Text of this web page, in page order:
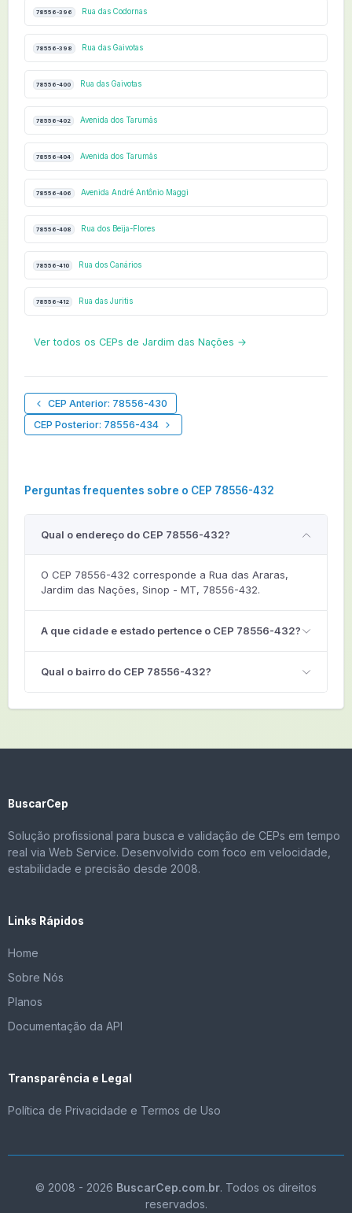
78556-396 Rua das Codornas
78556-398 Rua das Gaivotas
78556-400 Rua das Gaivotas
78556-402 Avenida dos Tarumãs
78556-404 Avenida dos Tarumãs
78556-406 Avenida André Antônio Maggi
78556-408 Rua dos Beija-Flores
78556-410 Rua dos Canários
78556-412 Rua das Juritis
Ver todos os CEPs de Jardim das Nações →
CEP Anterior: 78556-430
CEP Posterior: 78556-434
Perguntas frequentes sobre o CEP 78556-432
Qual o endereço do CEP 78556-432?
O CEP 78556-432 corresponde a Rua das Araras,
Jardim das Nações, Sinop - MT, 78556-432.
A que cidade e estado pertence o CEP 78556-432?
Qual o bairro do CEP 78556-432?
BuscarCep
Solução profissional para busca e validação de CEPs em tempo
real via Web Service. Desenvolvido com foco em velocidade,
estabilidade e precisão desde 2008.
Links Rápidos
Home
Sobre Nós
Planos
Documentação da API
Transparência e Legal
Política de Privacidade e Termos de Uso
© 2008 - 2026 BuscarCep.com.br. Todos os direitos
reservados.